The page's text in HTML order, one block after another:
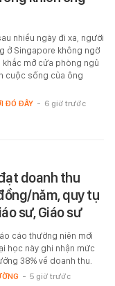
nhiều ngày đi xa, người
ở Singapore không ngờ
khắc mở cửa phòng ngủ
cuộc sống của ông
ĐÓ ĐÂY - 6 giờ trước
doanh thu
năm, quy tụ
sư, Giáo sư
cáo thường niên mới
học này ghi nhận mức
38% về doanh thu.
- 5 giờ trước